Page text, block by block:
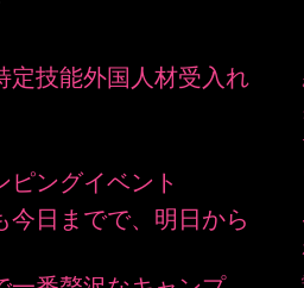
定技能外国人材受入れ
ングイベント
今日までで、明日から